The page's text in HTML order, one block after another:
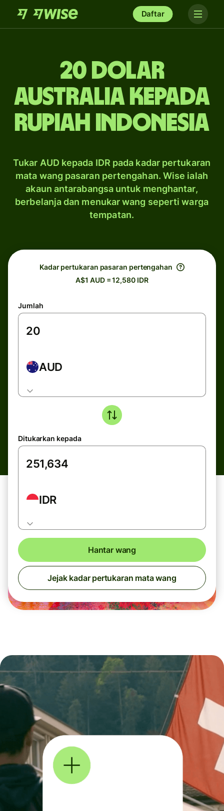
Daftar
20 dolar
Australia kepada
rupiah Indonesia
Tukar AUD kepada IDR pada kadar pertukaran
mata wang pasaran pertengahan. Wise ialah
akaun antarabangsa untuk menghantar,
berbelanja dan menukar wang seperti warga
tempatan.
Kadar pertukaran pasaran pertengahan
A$1 AUD = 12,580 IDR
Jumlah
AUD
Ditukarkan kepada
IDR
Hantar wang
Jejak kadar pertukaran mata wang